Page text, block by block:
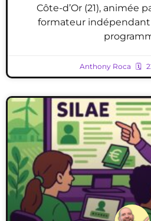
Côte-d’Or (21), animée
formateur indépendant
Anthony Roca